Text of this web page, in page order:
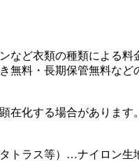
など衣類の種類による料
無料・長期保管無料など
在化する場合がありま
トラス等）…ナイロン